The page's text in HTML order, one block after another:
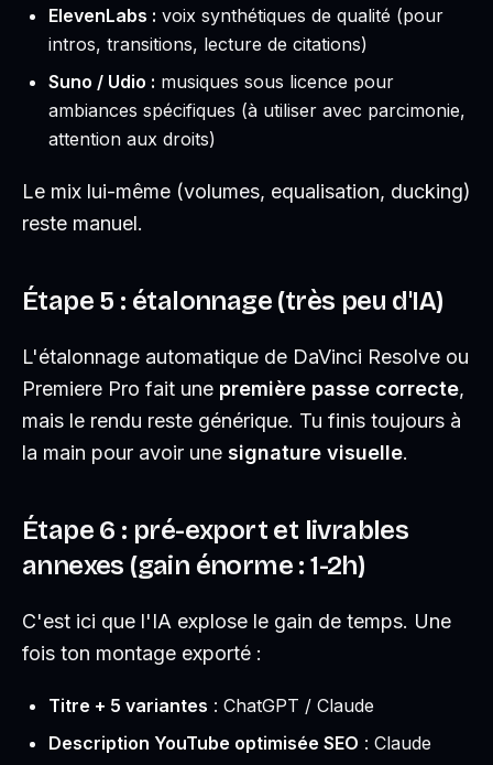
ElevenLabs : voix synthétiques de qualité (pour
intros, transitions, lecture de citations)
Suno / Udio : musiques sous licence pour
ambiances spécifiques (à utiliser avec parcimonie,
attention aux droits)
Le mix lui-même (volumes, equalisation, ducking)
reste manuel.
Étape 5 : étalonnage (très peu d'IA)
L'étalonnage automatique de DaVinci Resolve ou
Premiere Pro fait une première passe correcte,
mais le rendu reste générique. Tu finis toujours à
la main pour avoir une signature visuelle.
Étape 6 : pré-export et livrables
annexes (gain énorme : 1-2h)
C'est ici que l'IA explose le gain de temps. Une
fois ton montage exporté :
Titre + 5 variantes : ChatGPT / Claude
Description YouTube optimisée SEO : Claude